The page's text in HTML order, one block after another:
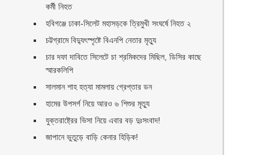
কর্মী নিহত
হবিগঞ্জে ঢাকা-সিলেট মহাসড়কে ত্রিমুখী সংঘর্ষে নিহত ২
চট্টগ্রামে বিদ্যুৎস্পৃষ্টে বিএনপি নেতার মৃত্যু
চার দফা দাবিতে সিলেটে চা শ্রমিকদের মিছিল, ডিসির কাছে
স্মারকলিপি
সালমান শাহ হত্যা মামলায় গ্রেপ্তার ডন
হামের উপসর্গ নিয়ে আরও ৬ শিশুর মৃত্যু
যুক্তরাষ্ট্রের ভিসা নিয়ে এবার বড় দুঃসংবাদ!
জাপানে ভুতুড়ে বাড়ি কেনার হিড়িক!